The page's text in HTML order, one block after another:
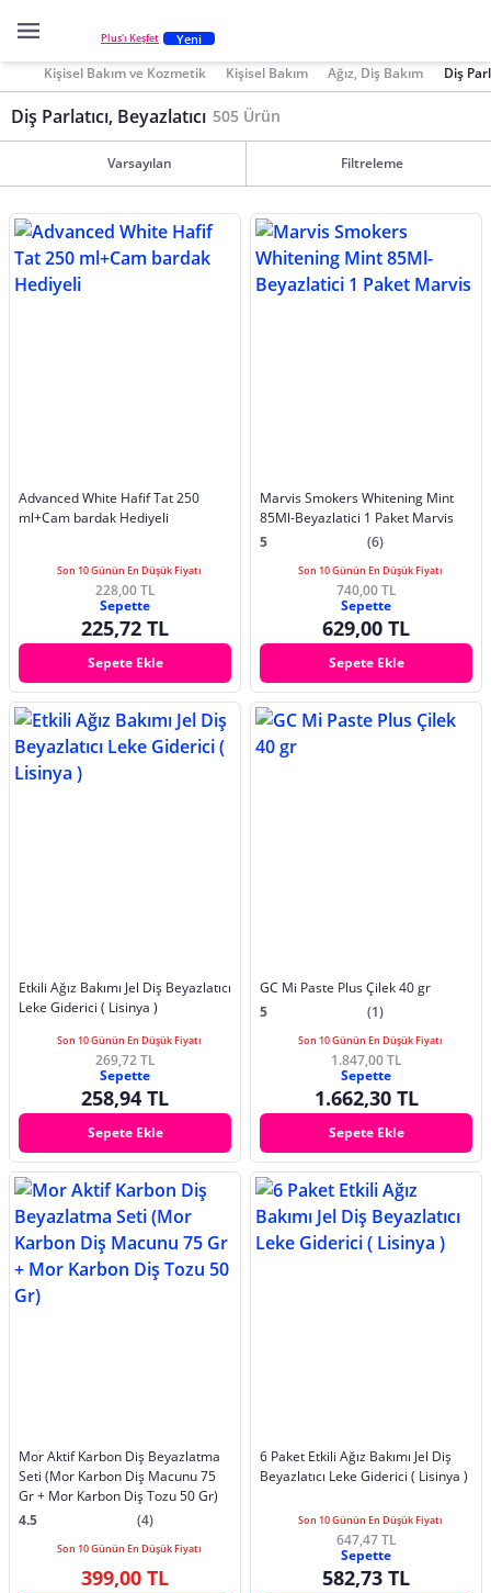
Plus'ı Keşfet Yeni
Kişisel Bakım ve Kozmetik Kişisel Bakım Ağız, Diş Bakım Diş
Diş Parlatıcı, Beyazlatıcı 505 Ürün
Varsayılan Filtreleme
Advanced White Hafif Tat 250
ml+Cam bardak Hediyeli
Son 10 Günün En Düşük Fiyatı
228,00 TL
Sepette
225,72 TL
Sepete Ekle
Marvis Smokers Whitening Mint
85Ml-Beyazlatici 1 Paket Marvis
5
(6)
Son 10 Günün En Düşük Fiyatı
740,00 TL
Sepette
629,00 TL
Sepete Ekle
Etkili Ağız Bakımı Jel Diş Beyazlatıcı
Leke Giderici ( Lisinya )
Son 10 Günün En Düşük Fiyatı
269,72 TL
Sepette
258,94 TL
Sepete Ekle
GC Mi Paste Plus Çilek 40 gr
5
(1)
Son 10 Günün En Düşük Fiyatı
1.847,00 TL
Sepette
1.662,30 TL
Sepete Ekle
Mor Aktif Karbon Diş Beyazlatma
Seti (Mor Karbon Diş Macunu 75
Gr + Mor Karbon Diş Tozu 50 Gr)
4.5
(4)
Son 10 Günün En Düşük Fiyatı
399,00 TL
6 Paket Etkili Ağız Bakımı Jel Diş
Beyazlatıcı Leke Giderici ( Lisinya )
Son 10 Günün En Düşük Fiyatı
647,47 TL
Sepette
582,73 TL